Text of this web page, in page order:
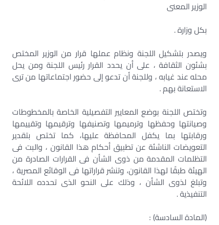
الوزير المعنى
بكل وزارة .
ويصدر بتشكيل اللجنة ونظام عملها قرار من الوزير المختص
بشئون الثقافة ، على أن يحدد القرار رئيس اللجنة ومن يحل
محله عند غيابه ، وللجنة أن تدعو إلى حضور اجتماعاتها من ترى
الاستعانة بهم .
وتختص اللجنة بوضع المعايير التفصيلية الخاصة بالمخطوطات
وصيانتها وحفظها وترميمها وتصنيفها وترقيمها وتقييمها
ورقابتها بما يكفل المحافظة عليها، كما تختص بتقدير
التعويضات الناشئة عن تطبيق أحكام هذا القانون ، والبت فى
التظلمات المقدمة من ذوى الشأن فى القرارات الصادرة من
الهيئة طبقًا لهذا القانون، وتنشر قراراتها فى الوقائع المصرية ،
وتبلغ لذوى الشأن ، وذلك على النحو الذى تحدده اللائحة
التنفيذية .
(المادة السادسة) :